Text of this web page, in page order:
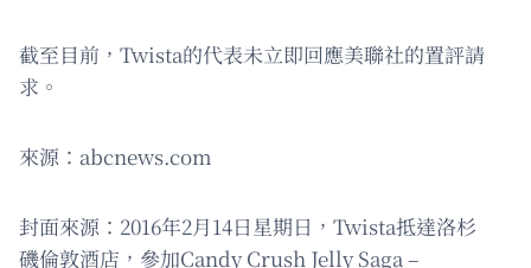
截至目前，Twista的代表未立即回應美聯社的置評請
求。
來源：abcnews.com
封面來源：2016年2月14日星期日，Twista抵達洛杉
磯倫敦酒店，參加Candy Crush Jelly Saga –